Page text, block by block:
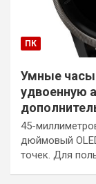
ПК
Умные часы
удвоенную
45-
дюймовый
точек. Для